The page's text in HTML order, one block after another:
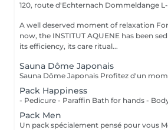
120, route d'Echternach Dommeldange L-
A well deserved moment of relaxation
now, the INSTITUT AQUENE has been
its efficiency, its care ritual...
Sauna Dôme Japonais
Pack Happiness
Pack Men